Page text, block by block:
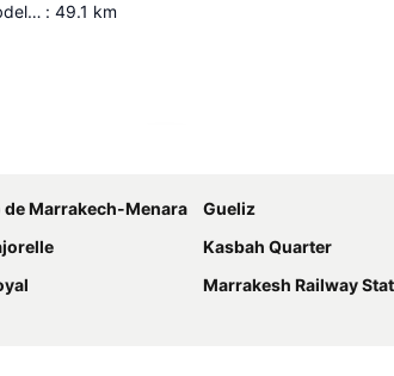
Mausoleum Of Sidi Abou Faris Abdelaziz Tebbâa : 49.1 km
Marrakech-Menara
Gueliz
Kasbah Quarter
Marrakesh Railway